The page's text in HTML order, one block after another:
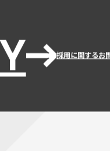
採用に関するお